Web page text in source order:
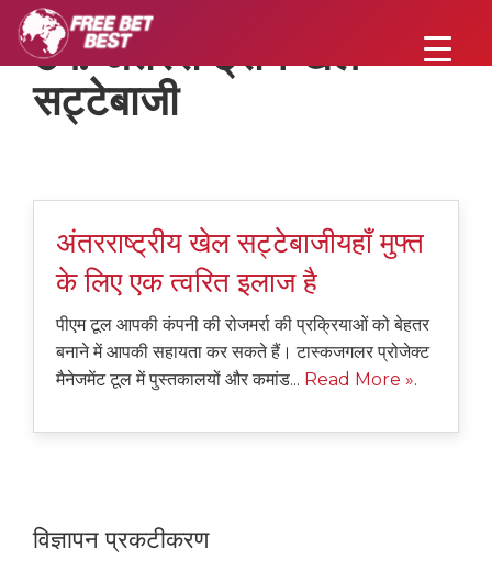
टैग:अंतरराष्ट्रीय खेल
सट्टेबाजी
अंतरराष्ट्रीय खेल सट्टेबाजीयहाँ मुफ्त
के लिए एक त्वरित इलाज है
पीएम टूल आपकी कंपनी की रोजमर्रा की प्रक्रियाओं को बेहतर
बनाने में आपकी सहायता कर सकते हैं। टास्कजगलर प्रोजेक्ट
मैनेजमेंट टूल में पुस्तकालयों और कमांड... Read More ».
विज्ञापन प्रकटीकरण